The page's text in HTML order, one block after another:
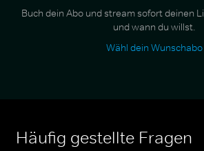
Buch dein Abo und stream sofort deinen
und wann du willst.
Wähl dein Wunschabo
Häufig gestellte Fragen